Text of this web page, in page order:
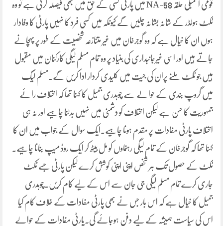
قومی اسمبلی حلقہ NA-58 میں پارٹی کسی کے حق میں بھی فیصلہ کرتی ہے تو وہ
ٹکٹ ہولڈر کے شانہ بشانہ چلیں گے کیونکہ میں کسی فرد کا نہیں پارٹی کا وفادار
ہوں ان کا خیال ہے کہ وہ گوجرخان میں غیر متنازعہ شخصیت کے طور پر پہچانے
جاتے ہیں اور اسی غیرجانبداری کی بنیاد پر وہ تمام مسلم لیگی کارکنان میں مقبول
ہیں جو ٹکٹ ملنے پران کی جیت میں کلیدی کردار ادا کریں گے۔مسلم لیگ
میں گروپ بندی کے حوالے سے چوہدری جمیل کا کہنا تھا کہ اختلاف رائے
جمہوریت کا حسن ہے لیکن اختلاف کو دشمنی میں نہیں بدلنا چاہیے اور نہ ہی
اختلاف پارٹی مفادات پر مقدم ہونا چاہیے۔ایک سوال کے جواب میں ان کا
کہنا تھا کہ گوجرخان کے تمام لیگی رہنماوں کو مل بیٹھ کر ایک روڈ میپ بنانا چاہیے۔
ٹکٹ کے حصول تک ہر شخص اپنی اپنی کوشش کرے لیکن پارٹی جسے ٹکٹ
جاری کرے تمام مسلم لیگی جی جان سے اس کے لیے کام کریں۔چوہدری
جمیل کا خیال ہے کہ اس بار جس نے بھی پارٹی مفادات کے خلاف کام کیا
اس کی سیاست ہمیشہ کے لیے دفن ہوجائے گی۔پارٹی مفادات کے حوالے